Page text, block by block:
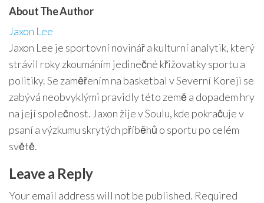
About The Author
Jaxon Lee
Jaxon Lee je sportovní novinář a kulturní analytik, který
strávil roky zkoumáním jedinečné křižovatky sportu a
politiky. Se zaměřením na basketbal v Severní Koreji se
zabývá neobvyklými pravidly této země a dopadem hry
na její společnost. Jaxon žije v Soulu, kde pokračuje v
psaní a výzkumu skrytých příběhů o sportu po celém
světě.
Leave a Reply
Your email address will not be published. Required